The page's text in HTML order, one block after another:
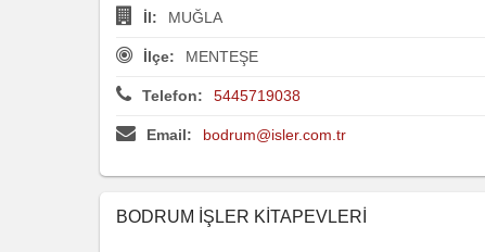
İl: MUĞLA
İlçe: MENTEŞE
Telefon: 5445719038
Email: bodrum@isler.com.tr
BODRUM İŞLER KİTAPEVLERİ